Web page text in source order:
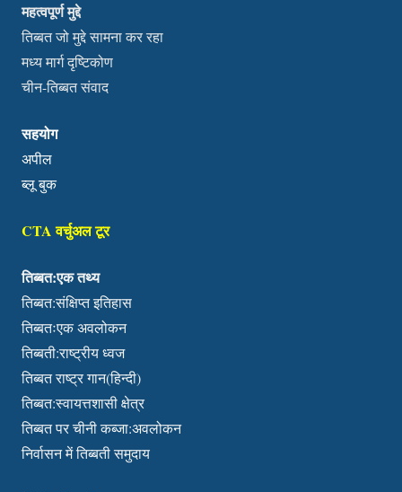
महत्वपूर्ण मुद्दे
तिब्बत जो मुद्दे सामना कर रहा
मध्य मार्ग दृष्टिकोण
चीन-तिब्बत संवाद
सहयोग
अपील
ब्लू बुक
CTA वर्चुअल टूर
तिब्बत:एक तथ्य
तिब्बत:संक्षिप्त इतिहास
तिब्बतःएक अवलोकन
तिब्बती:राष्ट्रीय ध्वज
तिब्बत राष्ट्र गान(हिन्दी)
तिब्बत:स्वायत्तशासी क्षेत्र
तिब्बत पर चीनी कब्जा:अवलोकन
निर्वासन में तिब्बती समुदाय